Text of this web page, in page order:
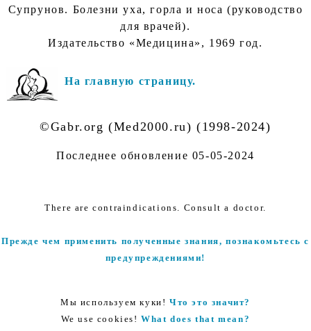
Супрунов. Болезни уха, горла и носа (руководство
для врачей).
Издательство «Медицина», 1969 год.
На главную страницу.
©Gabr.org (Med2000.ru) (1998-2024)
Последнее обновление 05-05-2024
There are contraindications. Consult a doctor.
Прежде чем применить полученные знания, познакомьтесь с
предупреждениями!
Мы используем куки! Что это значит?
We use cookies!What does that mean?